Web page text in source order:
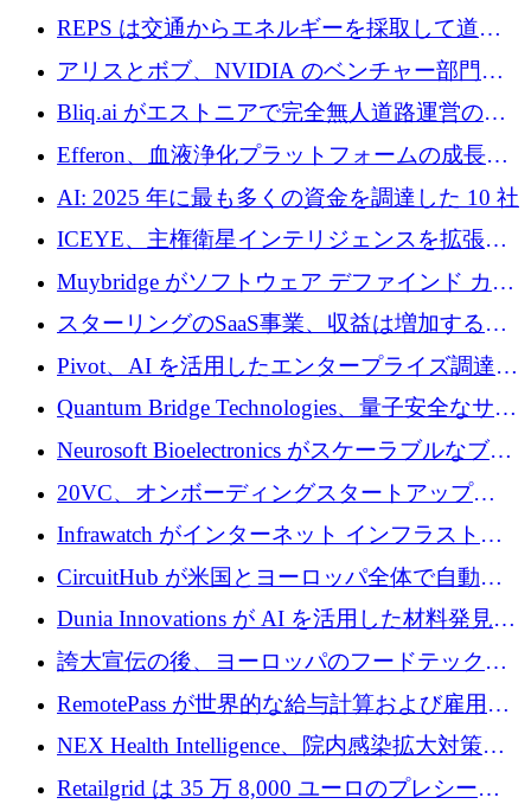
Mistral が Emmi AI を買収、Bliq がエストニア
での完全無人道路運営を承認
REPS は交通からエネルギーを採取して道路
を発電所に変えるために 2,360 万ドルを調達
アリスとボブ、NVIDIA のベンチャー部門か
らの投資でシリーズ B を拡大
Bliq.ai がエストニアで完全無人道路運営の承
認を獲得
Efferon、血液浄化プラットフォームの成長に
250万ユーロを確保
AI: 2025 年に最も多くの資金を調達した 10 社
ICEYE、主権衛星インテリジェンスを拡張す
るために 3 億ユーロの信用枠を確保
Muybridge がソフトウェア デファインド カメ
ラ テクノロジーを拡張するためにシリーズ A
で 1,600 万ドルを調達
スターリングのSaaS事業、収益は増加するも
グループ利益は減少
Pivot、AI を活用したエンタープライズ調達プ
ラットフォームを拡大するために 4,000 万ド
Quantum Bridge Technologies、量子安全なサイ
バーセキュリティ インフラストラクチャの拡
張にシリーズ A で 800 万ドルを投入
Neurosoft Bioelectronics がスケーラブルなブレ
イン コンピューター インターフェイスのため
に 750 万ドルを調達
20VC、オンボーディングスタートアップ
Prelude へのシリーズ A 投資で 2,000 万ドルを
Infrawatch がインターネット インフラストラ
クチャ インテリジェンス向けに 300 万ドルの
プレシードを確保
CircuitHub が米国とヨーロッパ全体で自動電
子機器製造を拡大するために 2,800 万ドルを
Dunia Innovations が AI を活用した材料発見を
産業化するために 2 億 8,000 万ユーロのベル
リン GigaLab を発表
誇大宣伝の後、ヨーロッパのフードテックセ
クターはファンダメンタルズを中心に再構築
RemotePass が世界的な給与計算および雇用プ
ラットフォームを拡大するために 1,740 万ド
NEX Health Intelligence、院内感染拡大対策に
100万ユーロを確保
Retailgrid は 35 万 8,000 ユーロのプレシード